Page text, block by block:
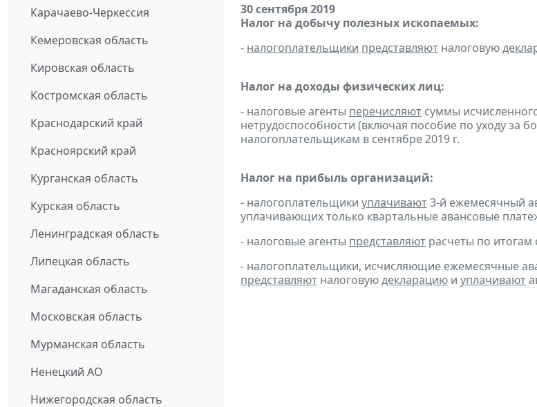
Карачаево-Черкессия
Кемеровская область
Кировская область
Костромская область
Краснодарский край
Красноярский край
Курганская область
Курская область
Ленинградская область
Липецкая область
Магаданская область
Московская область
Мурманская область
Ненецкий АО
Нижегородская область
30 сентября 2019
Налог на добычу полезных ископаемых:
- налогоплательщики представляют налоговую
Налог на доходы физических лиц:
- налоговые агенты перечисляют суммы
нетрудоспособности (включая пособие по уходу за
налогоплательщикам в сентябре 2019 г.
Налог на прибыль организаций:
- налогоплательщики уплачивают3-й ежемесячный
уплачивающих только квартальные авансовые
- налоговые агенты представляют расчеты по итогам
- налогоплательщики, исчисляющие ежемесячные
представляют налоговуюдекларацию и уплачивают